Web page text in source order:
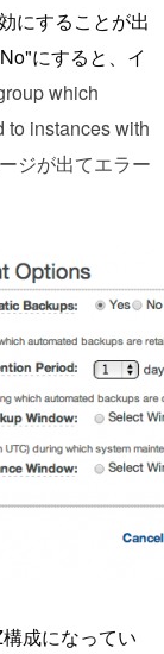
にすることが出
にすると、イ
which
to instances with
ジが出てエラー
成になってい